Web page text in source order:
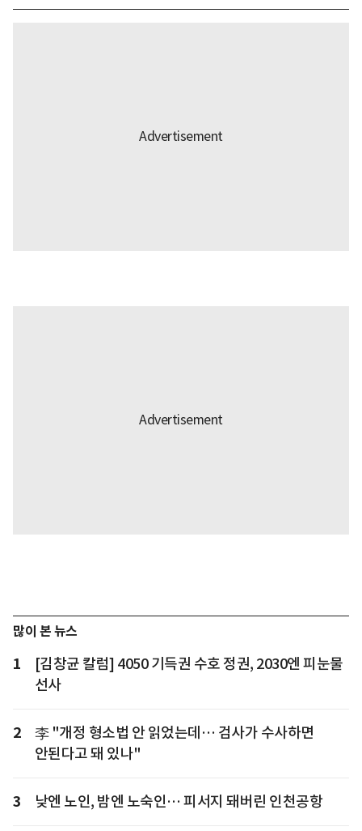
많이 본 뉴스
1
[김창균 칼럼] 4050 기득권 수호 정권, 2030엔 피눈물
선사
2
李 "개정 형소법 안 읽었는데… 검사가 수사하면
안된다고 돼 있나"
3 낮엔 노인, 밤엔 노숙인… 피서지 돼버린 인천공항